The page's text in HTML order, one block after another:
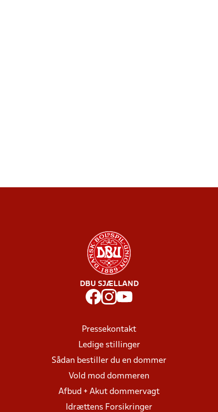
DBU SJÆLLAND
Pressekontakt
Ledige stillinger
Sådan bestiller du en dommer
Vold mod dommeren
Afbud + Akut dommervagt
Idrættens Forsikringer